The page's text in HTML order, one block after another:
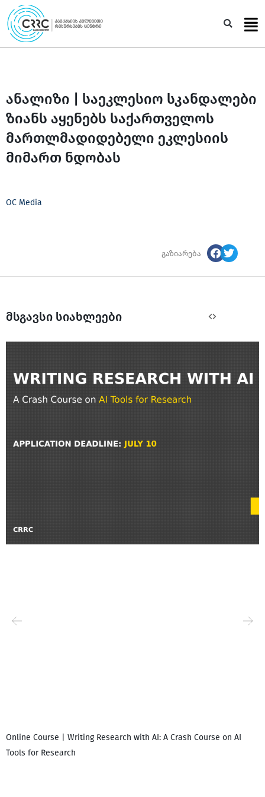
Skip
to
content
ანალიზი | საეკლესიო სკანდალები
ზიანს აყენებს საქართველოს
მართლმადიდებელი ეკლესიის
მიმართ ნდობას
OC Media
გაზიარება
მსგავსი სიახლეები
Online Course | Writing Research with AI: A Crash Course on AI
Tools for Research